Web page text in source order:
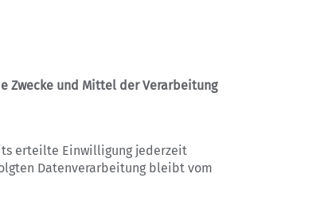
Zwecke und Mittel der Verarbeitung
erteilte Einwilligung jederzeit
Datenverarbeitung bleibt vom